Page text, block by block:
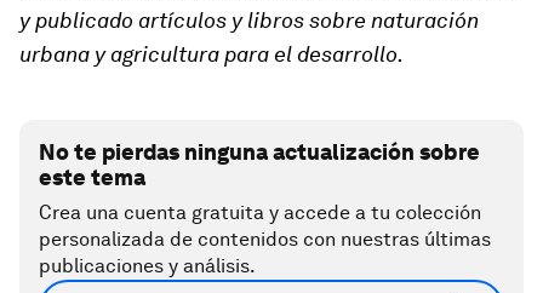
y publicado artículos y libros sobre naturación
urbana y agricultura para el desarrollo.
No te pierdas ninguna actualización sobre
este tema
Crea una cuenta gratuita y accede a tu colección
personalizada de contenidos con nuestras últimas
publicaciones y análisis.